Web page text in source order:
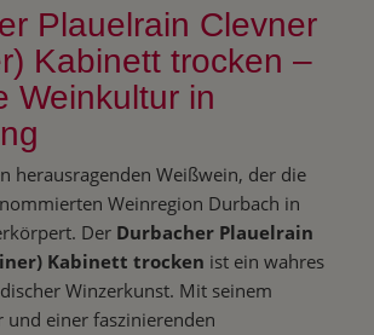
Plauelrain Clevner
Kabinett trocken –
Weinkultur in
herausragenden Weißwein, der die
Weinregion Durbach in
Der Durbacher Plauelrain
Kabinett trocken ist ein wahres
Winzerkunst. Mit seinem
und einer faszinierenden